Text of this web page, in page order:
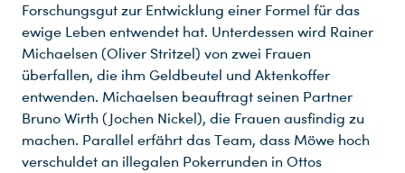
Forschungsgut zur Entwicklung einer Formel für das
ewige Leben entwendet hat. Unterdessen wird Rainer
Michaelsen (Oliver Stritzel) von zwei Frauen
überfallen, die ihm Geldbeutel und Aktenkoffer
entwenden. Michaelsen beauftragt seinen Partner
Bruno Wirth (Jochen Nickel), die Frauen ausfindig zu
machen. Parallel erfährt das Team, dass Möwe hoch
verschuldet an illegalen Pokerrunden in Ottos